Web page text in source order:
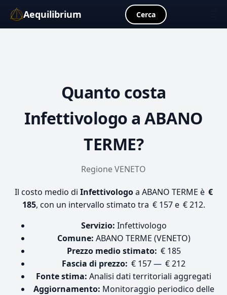
Aequilibrium Cerca
Quanto costa
Infettivologo a ABANO
TERME?
Regione VENETO
Il costo medio di Infettivologoa ABANO TERME è €
185, con un intervallo stimato tra € 157 e € 212.
Servizio: Infettivologo
Comune: ABANO TERME (VENETO)
Prezzo medio stimato: € 185
Fascia di prezzo: € 157 — € 212
Fonte stima: Analisi dati territoriali aggregati
Aggiornamento: Monitoraggio periodico delle